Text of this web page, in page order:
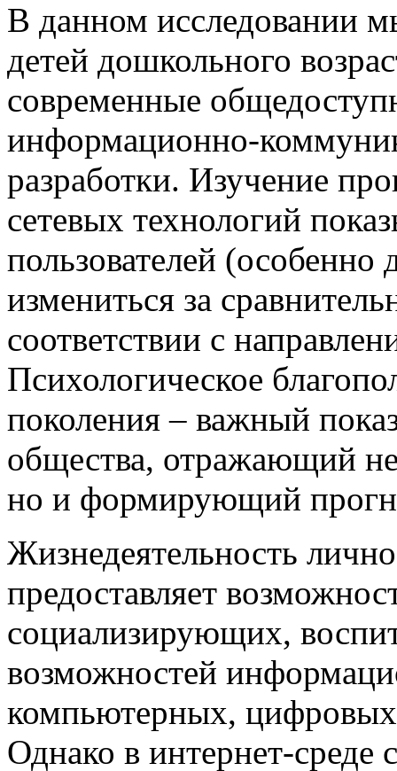
В данном исследовании
детей дошкольного
современные
информационно-
разработки. Изучение
сетевых технологий
пользователей
измениться за
соответствии с
Психологическое
поколения – важный
общества, отражающий
но и формирующий
Жизнедеятельность
предоставляет
социализирующих,
возможностей
компьютерных, цифровых
Однако в интернет-